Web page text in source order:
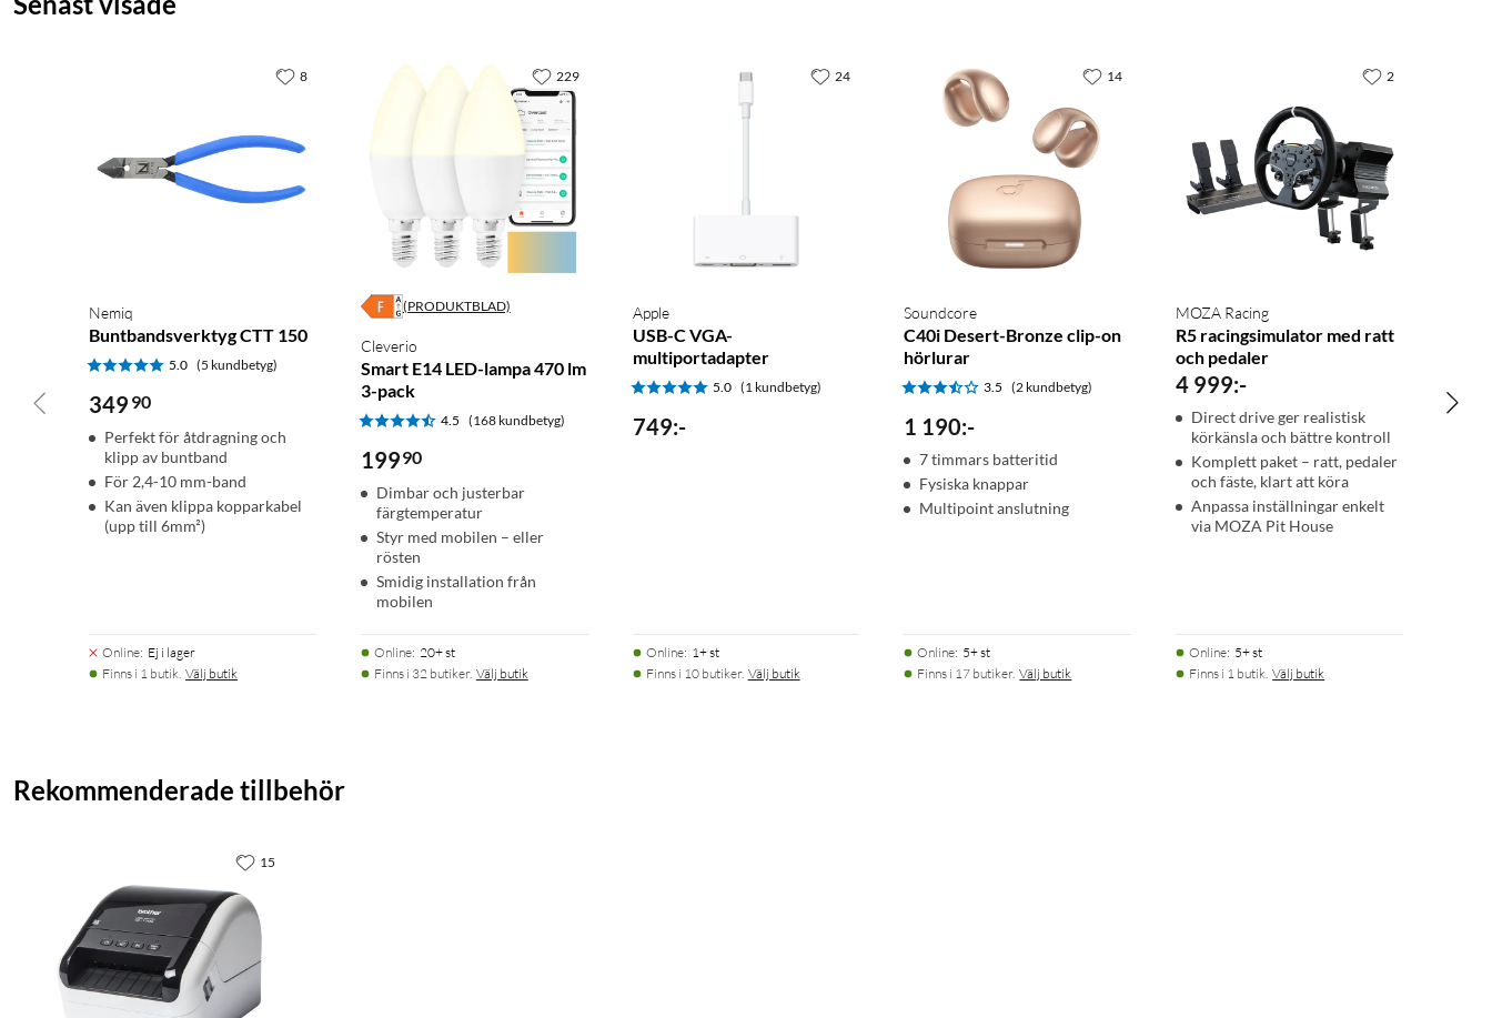
Nemiq
Buntbandsverktyg CTT 150
5.0 (5 kundbetyg)
349 90
Perfekt för åtdragning och
klipp av buntband
För 2,4-10 mm-band
Kan även klippa kopparkabel
(upp till 6mm²)
Online: Ej i lager
Finns i 1 butik. Välj butik
8
(PRODUKTBLAD)
Cleverio
Smart E14 LED-lampa 470 lm
3-pack
4.5 (168 kundbetyg)
19990
Dimbar och justerbar
färgtemperatur
Styr med mobilen – eller
rösten
Smidig installation från
mobilen
Online: 20+ st
Finns i 32 butiker. Välj butik
229
Apple
USB-C VGA-
multiportadapter
5.0 (1 kundbetyg)
749:-
Online: 1+ st
Finns i 10 butiker. Välj butik
24
Soundcore
C40i Desert-Bronze clip-on
hörlurar
3.5 (2 kundbetyg)
1 190:-
7 timmars batteritid
Fysiska knappar
Multipoint anslutning
Online: 5+ st
Finns i 17 butiker. Välj butik
14
MOZA Racing
R5 racingsimulator med ratt
och pedaler
4 999:-
Direct drive ger realistisk
körkänsla och bättre kontroll
Komplett paket – ratt, pedaler
och fäste, klart att köra
Anpassa inställningar enkelt
via MOZA Pit House
Online: 5+ st
Finns i 1 butik. Välj butik
2
Rekommenderade tillbehör
15